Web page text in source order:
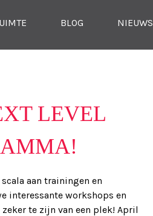
BLOG NIEUWS
LEVEL
aan trainingen en
interessante workshops en
te zijn van een plek! April